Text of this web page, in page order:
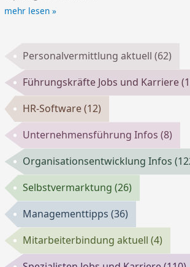
mehr lesen »
Personalvermittlung aktuell(62)
Führungskräfte Jobs und Karriere
HR-Software(12)
Unternehmensführung Infos(8)
Organisationsentwicklung Infos
Selbstvermarktung(26)
Managementtipps(36)
Mitarbeiterbindung aktuell(4)